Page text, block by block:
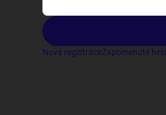
Nová registraceZapomenuté